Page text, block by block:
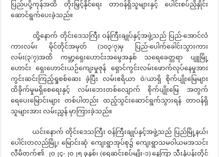
ပြည်ပပို့ကုန်အထိ တိုးမြှင့်နိုင်ရေး တာဝန်ရှိသူများနှင့် ပေါင်းစပ်ညှိနှိုင်း
ဆောင်ရွက်ပေးခဲ့သည်။
ထို့နောက် တိုင်းဒေသကြီး ဝန်ကြီးချုပ်နှင့်အဖွဲ့သည် ပြည်-အောင်လံ
ကားလမ်း မိုင်တိုင်အမှတ် (၁၀၃/၇)မှ ပြည်-ပေါက်ခေါင်းသွားကား
လမ်း(၃/၇)အထိ ကမ္ဘာ့ရှေးဟောင်းအမွေအနှစ် သရေခေတ္တရာ ပျူမြို့
ဟောင်း ရှေးဟောင်းယဉ်ကျေးမှုဇုန် ရှောင်ကွင်းလမ်းဖောက်လုပ်နေမှုအား
ကွင်းဆင်းကြည့်ရှုစစ်ဆေး ခဲ့ပြီး လမ်းဧရိယာ ဝဲ/ယာရှိ စိုက်ပျိုးမြေများ
ထိခိုက်မှုမရှိစေရေးနှင့် လမ်းဘေးတစ်လျောက် စိုက်ပျိုးမြေ အတွက်
ရေပေးမြောင်းများ တစ်ပါတည်း ထည့်သွင်းဆောင်ရွက်သွားရန် တာဝန်ရှိ
သူများအား လမ်းညွှန် မှာကြားခဲ့သည်။
ယင်းနောက် တိုင်းဒေသကြီး ဝန်ကြီးချုပ်နှင့်အဖွဲ့သည် ပြည်မြို့နယ်၊
ပေါင်းတလည်မြို့၊ မြောင်းဆုံ ကျေးရွာအုပ်စု၌ ကျေးရွာသမဝါယမအသင်း
လီမိတက်၏ ၂၀၂၄-၂၀၂၅ ခုနှစ်၊ (ရေဆင်းစပ်မျိုး-၁) နေကြာ သီးနှံပန်းတိုင်